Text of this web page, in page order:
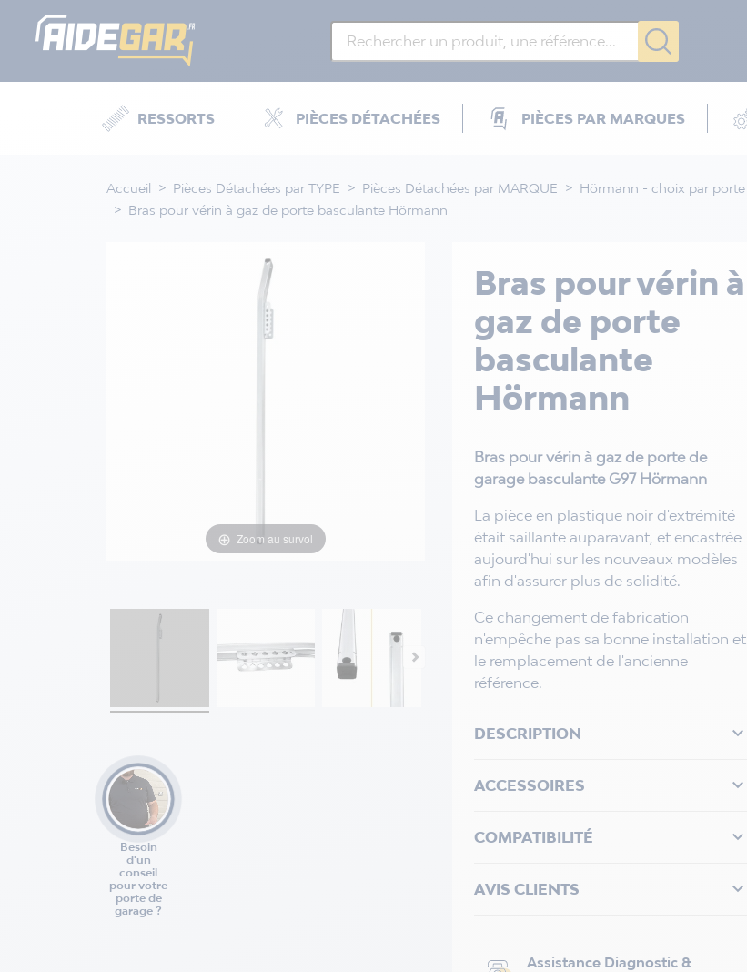
RESSORTS PIÈCES DÉTACHÉES PIÈCES PAR MARQUES
Accueil Pièces Détachées par TYPE Pièces Détachées par MARQUE Hörmann - choix par porte
Bras pour vérin à gaz de porte basculante Hörmann
Zoom au survol
Besoin
d'un
conseil
pour votre
porte de
garage ?
Bras pour vérin à
gaz de porte
basculante
Hörmann
Bras pour vérin à gaz de porte de
garage basculante G97 Hörmann
La pièce en plastique noir d'extrémité
était saillante auparavant, et encastrée
aujourd'hui sur les nouveaux modèles
afin d'assurer plus de solidité.
Ce changement de fabrication
n'empêche pas sa bonne installation et
le remplacement de l'ancienne
référence.
DESCRIPTION 
ACCESSOIRES 
COMPATIBILITÉ 
AVIS CLIENTS 
Assistance Diagnostic &